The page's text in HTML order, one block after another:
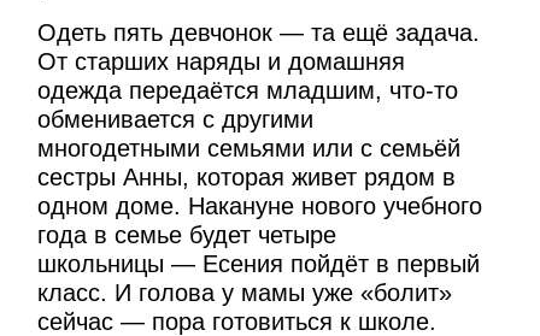
Одеть пять девчонок — та ещё задача.
От старших наряды и домашняя
одежда передаётся младшим, что-то
обменивается с другими
многодетными семьями или с семьёй
сестры Анны, которая живет рядом в
одном доме. Накануне нового учебного
года в семье будет четыре
школьницы — Есения пойдёт в первый
класс. И голова у мамы уже «болит»
сейчас — пора готовиться к школе.